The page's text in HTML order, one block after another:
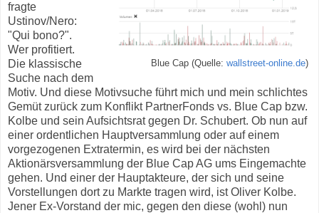
Blue Cap (Quelle: wallstreet-online.de)
fragte
Ustinov/Nero:
"Qui bono?".
Wer profitiert.
Die klassische
Suche nach dem
Motiv. Und diese Motivsuche führt mich und mein schlichtes
Gemüt zurück zum Konflikt PartnerFonds vs. Blue Cap bzw.
Kolbe und sein Aufsichtsrat gegen Dr. Schubert. Ob nun auf
einer ordentlichen Hauptversammlung oder auf einem
vorgezogenen Extratermin, es wird bei der nächsten
Aktionärsversammlung der Blue Cap AG ums Eingemachte
gehen. Und einer der Hauptakteure, der sich und seine
Vorstellungen dort zu Markte tragen wird, ist Oliver Kolbe.
Jener Ex-Vorstand der mic, gegen den diese (wohl) nun